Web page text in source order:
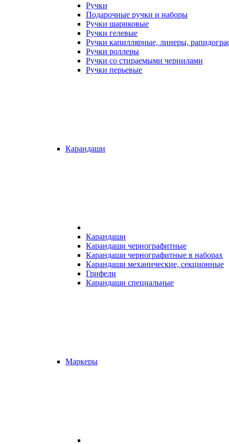
Ручки
Подарочные ручки и наборы
Ручки шариковые
Ручки гелевые
Ручки капиллярные, линеры,
Ручки роллеры
Ручки со стираемыми чернилами
Ручки перьевые
Карандаши
Карандаши
Карандаши чернографитные
Карандаши чернографитные в наборах
Карандаши механические, секционные
Грифели
Карандаши специальные
Маркеры